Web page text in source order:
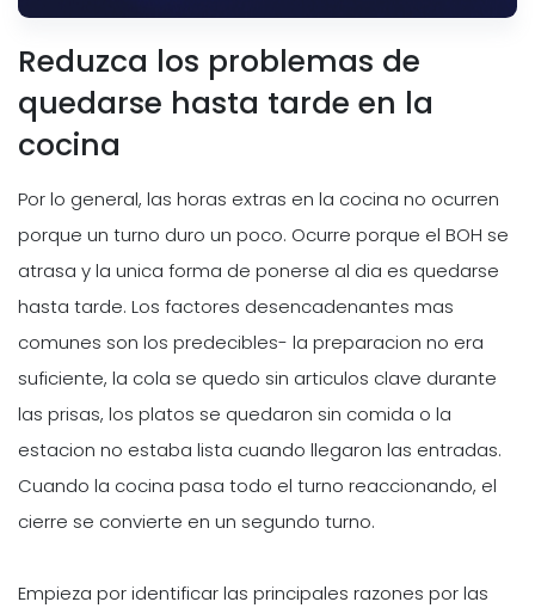
Reduzca los problemas de
quedarse hasta tarde en la
cocina
Por lo general, las horas extras en la cocina no ocurren
porque un turno duro un poco. Ocurre porque el BOH se
atrasa y la unica forma de ponerse al dia es quedarse
hasta tarde. Los factores desencadenantes mas
comunes son los predecibles- la preparacion no era
suficiente, la cola se quedo sin articulos clave durante
las prisas, los platos se quedaron sin comida o la
estacion no estaba lista cuando llegaron las entradas.
Cuando la cocina pasa todo el turno reaccionando, el
cierre se convierte en un segundo turno.
Empieza por identificar las principales razones por las